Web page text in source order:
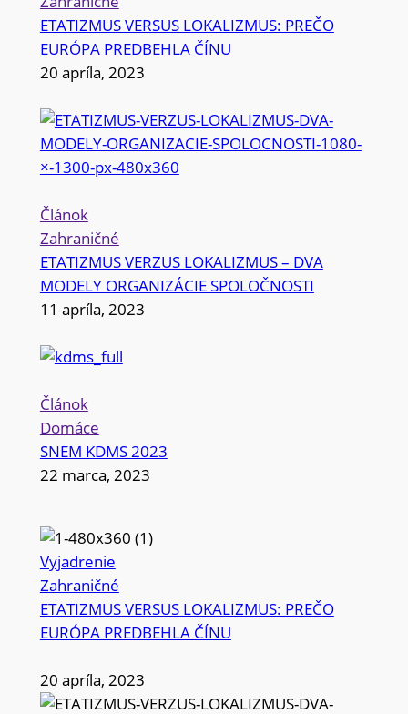
ETATIZMUS VERSUS LOKALIZMUS: PREČO
EURÓPA PREDBEHLA ČÍNU
20 apríla, 2023
Článok
Zahraničné
ETATIZMUS VERZUS LOKALIZMUS – DVA
MODELY ORGANIZÁCIE SPOLOČNOSTI
11 apríla, 2023
Článok
Domáce
SNEM KDMS 2023
22 marca, 2023
Vyjadrenie
Zahraničné
ETATIZMUS VERSUS LOKALIZMUS: PREČO
EURÓPA PREDBEHLA ČÍNU
20 apríla, 2023